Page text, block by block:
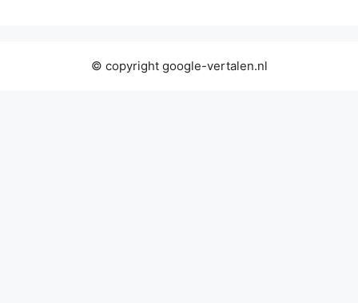
© copyright google-vertalen.nl